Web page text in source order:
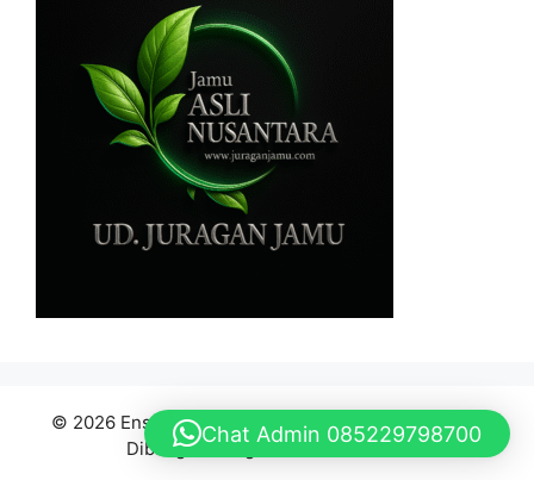
© 2026 Ensiklopedia Bahan Baku Jamu Indonesia •
Dibangun denganGeneratePress
Chat Admin 085229798700